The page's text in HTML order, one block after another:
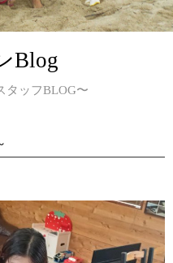
Blog
タッフBLOG〜